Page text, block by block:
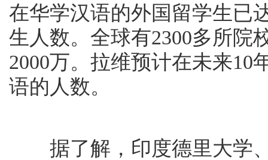
在华学汉语的外国留学生已
生人数。全球有2300多所院
2000万。拉维预计在未来10
语的人数。
据了解，印度德里大学、